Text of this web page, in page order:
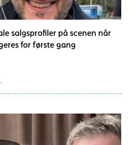
salgsprofiler på scenen når
for første gang